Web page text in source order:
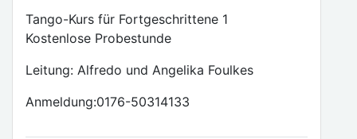
Tango-Kurs für Fortgeschrittene 1
Kostenlose Probestunde
Leitung: Alfredo und Angelika Foulkes
Anmeldung:0176-50314133